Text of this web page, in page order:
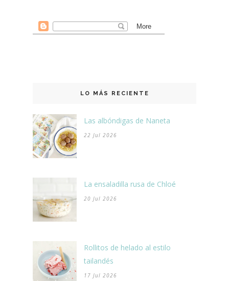
LO MÁS RECIENTE
Las albóndigas de Naneta
22 Jul 2026
La ensaladilla rusa de Chloé
20 Jul 2026
Rollitos de helado al estilo
tailandés
17 Jul 2026